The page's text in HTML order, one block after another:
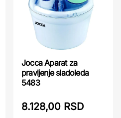
Jocca Aparat za
pravljenje sladoleda
5483
8.128,00 RSD